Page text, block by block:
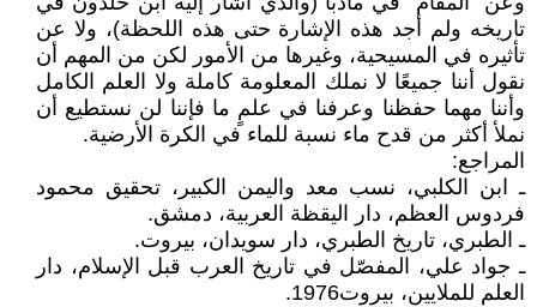
تاريخه ولم أجد هذه الإشارة حتى هذه اللحظة)، ولا عن
تأثيره في المسيحية، وغيرها من الأمور لكن من المهم أن
نقول أننا جميعًا لا نملك المعلومة كاملة ولا العلم الكامل
وأننا مهما حفظنا وعرفنا في علمٍ ما فإننا لن نستطيع أن
نملأ أكثر من قدح ماء نسبة للماء في الكرة الأرضية.
المراجع:
ـ ابن الكلبي، نسب معد واليمن الكبير، تحقيق محمود
فردوس العظم، دار اليقظة العربية، دمشق.
ـ الطبري، تاريخ الطبري، دار سويدان، بيروت.
ـ جواد علي، المفصّل في تاريخ العرب قبل الإسلام، دار
العلم للملايين، بيروت1976.